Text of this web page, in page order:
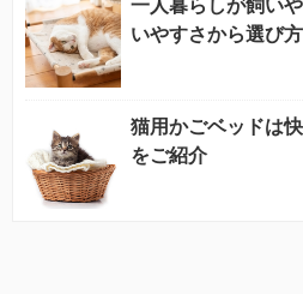
一人暮らしが飼い
いやすさから選び
猫用かごベッドは
をご紹介